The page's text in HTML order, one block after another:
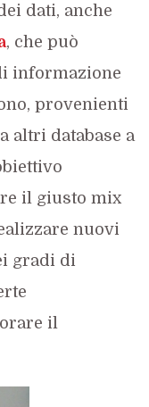
dati, anche
, che può
informazione
provenienti
altri database a
il giusto mix
nuovi
gradi di
il